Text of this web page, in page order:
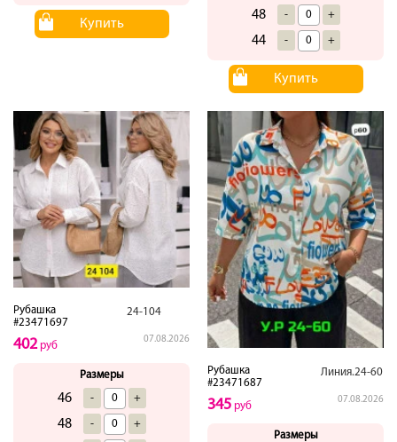
Купить
48 - +
44 - +
Купить
Рубашка
#23471697
24-104
07.08.2026
402руб
Размеры
46 - +
48 - +
Рубашка
#23471687
Линия.24-60
07.08.2026
345 руб
Размеры